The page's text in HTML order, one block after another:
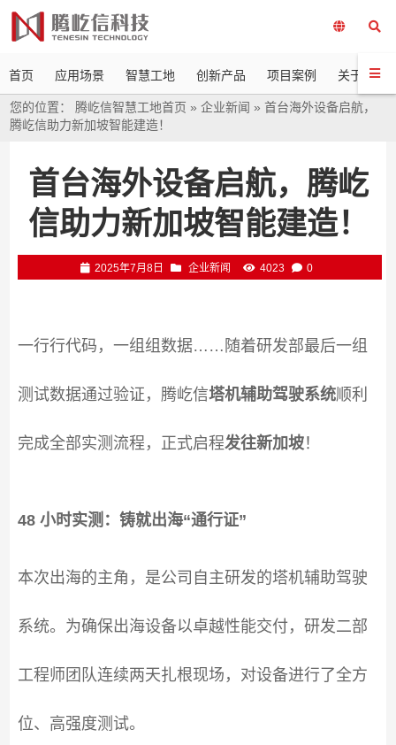
首页 应用场景 智慧工地 创新产品 项目案例 关于我们
您的位置： 腾屹信智慧工地首页 »企业新闻 »首台海外设备启航，
腾屹信助力新加坡智能建造！
首台海外设备启航，腾屹
信助力新加坡智能建造！
2025年7月8日 企业新闻 4023 0
一行行代码，一组组数据……随着研发部最后一组
测试数据通过验证，腾屹信塔机辅助驾驶系统顺利
完成全部实测流程，正式启程发往新加坡！
48 小时实测：铸就出海“通行证”
本次出海的主角，是公司自主研发的塔机辅助驾驶
系统。为确保出海设备以卓越性能交付，研发二部
工程师团队连续两天扎根现场，对设备进行了全方
位、高强度测试。